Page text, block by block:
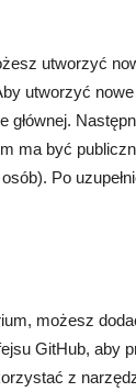
utworzyć
utworzyć
głównej.
ma być
Po
możesz
GitHub, aby
z